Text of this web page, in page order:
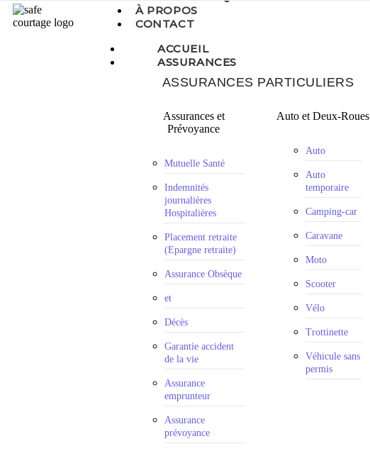
À PROPOS
CONTACT
ACCUEIL
ASSURANCES
ASSURANCES PARTICULIERS
Assurances et
Prévoyance
Mutuelle Santé
Indemnités
journalières
Hospitalières
Placement retraite
(Epargne retraite)
Assurance Obsèque
et
Décès
Garantie accident
de la vie
Assurance
emprunteur
Assurance
prévoyance
Auto et Deux-Roues
Auto
Auto
temporaire
Camping-car
Caravane
Moto
Scooter
Vélo
Trottinette
Véhicule sans
permis